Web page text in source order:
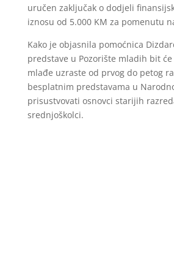
uručen zaključak o dodjeli
iznosu od 5.000 KM za pomenutu
Kako je objasnila pomoćnica
predstave u Pozorište mladih bit
mlađe uzraste od prvog do petog
besplatnim predstavama u
prisustvovati osnovci starijih
srednjoškolci.